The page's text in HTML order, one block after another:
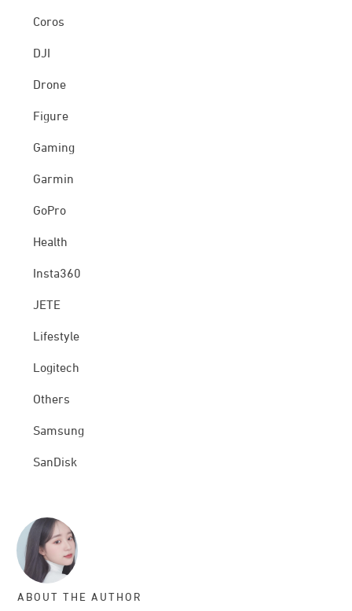
Coros
DJI
Drone
Figure
Gaming
Garmin
GoPro
Health
Insta360
JETE
Lifestyle
Logitech
Others
Samsung
SanDisk
ABOUT THE AUTHOR